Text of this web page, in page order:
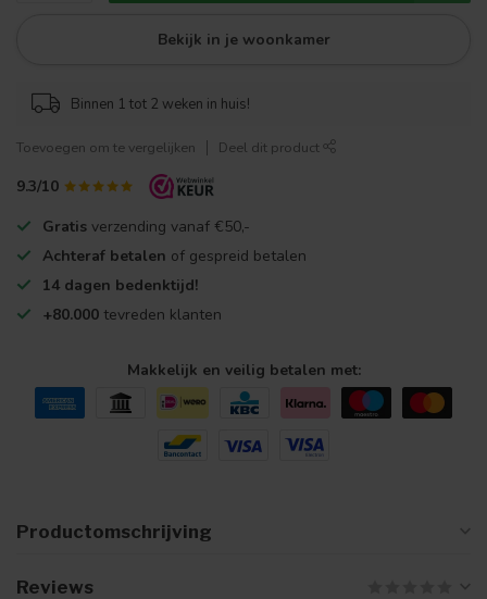
Bekijk in je woonkamer
Binnen 1 tot 2 weken in huis!
Toevoegen om te vergelijken Deel dit product
9.3/10
Gratis verzending vanaf €50,-
Achteraf betalen of gespreid betalen
14 dagen bedenktijd!
+80.000 tevreden klanten
Makkelijk en veilig betalen met:
Productomschrijving
Reviews